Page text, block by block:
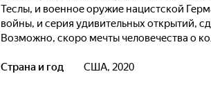
Теслы, и военное оружие нацистской
войны, и серия удивительных открытий,
Возможно, скоро мечты человечества о
основных человеческих потребностей в
Страна и год США, 2020